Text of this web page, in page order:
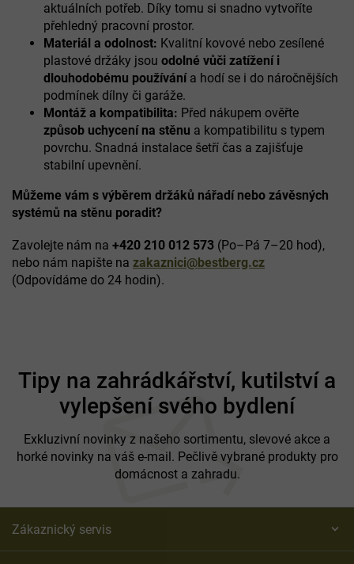
aktuálních potřeb. Díky tomu si snadno vytvoříte
přehledný pracovní prostor.
Materiál a odolnost: Kvalitní kovové nebo zesílené
plastové držáky jsou odolné vůči zatížení i
dlouhodobému používánía hodí se i do náročnějších
podmínek dílny či garáže.
Montáž a kompatibilita: Před nákupem ověřte
způsob uchycení na stěnu a kompatibilitu s typem
povrchu. Snadná instalace šetří čas a zajišťuje
stabilní upevnění.
Můžeme vám s výběrem držáků nářadí nebo závěsných
systémů na stěnu poradit?
Zavolejte nám na +420 210 012 573 (Po–Pá 7–20 hod),
nebo nám napište na zakaznici@bestberg.cz
(Odpovídáme do 24 hodin).
Tipy na zahrádkářství, kutilství a
vylepšení svého bydlení
Exkluzivní novinky z našeho sortimentu, slevové akce a
horké novinky na váš e-mail. Pečlivě vybrané produkty pro
domácnost a zahradu.
Zákaznický servis